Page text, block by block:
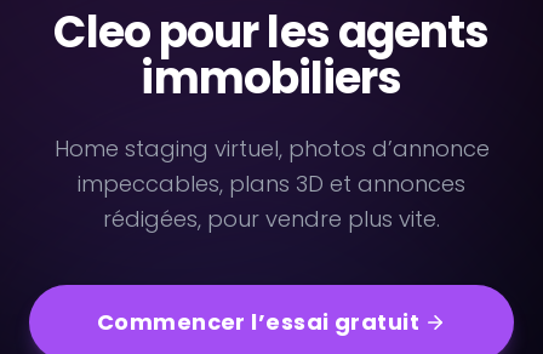
Cleo pour les agents
immobiliers
Home staging virtuel, photos d’annonce
impeccables, plans 3D et annonces
rédigées, pour vendre plus vite.
Commencer l’essai gratuit